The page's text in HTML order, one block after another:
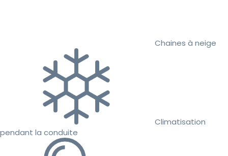
Chaines à neige
Climatisation
pendant la conduite